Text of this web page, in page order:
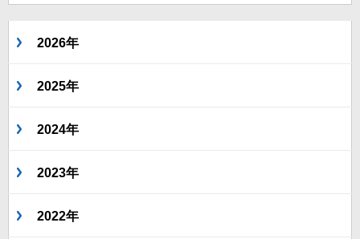
2026年
2025年
2024年
2023年
2022年